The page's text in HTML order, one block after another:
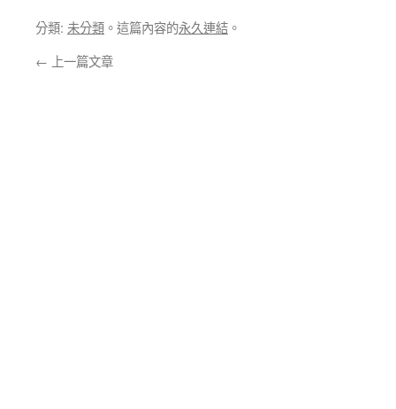
分類: 未分類 。這篇內容的永久連結 。
← 上一篇文章